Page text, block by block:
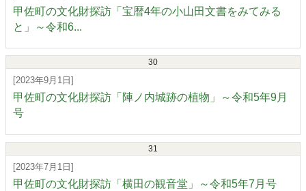
甲佐町の文化財探訪「宝暦4年の小山田文書をみてみる
と」～令和6...
30
[2023年9月1日]
甲佐町の文化財探訪「陣ノ内城跡の植物」～令和5年9月
号
31
[2023年7月1日]
甲佐町の文化財探訪「横田の観音堂」～令和5年7月号